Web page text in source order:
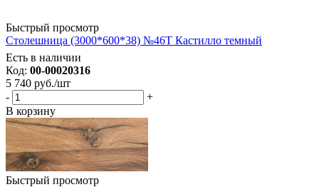
Быстрый просмотр
Столешница (3000*600*38) №46Т Кастилло темный
Есть в наличии
Код: 00-00020316
5 740 руб./шт
-
+
В корзину
Быстрый просмотр